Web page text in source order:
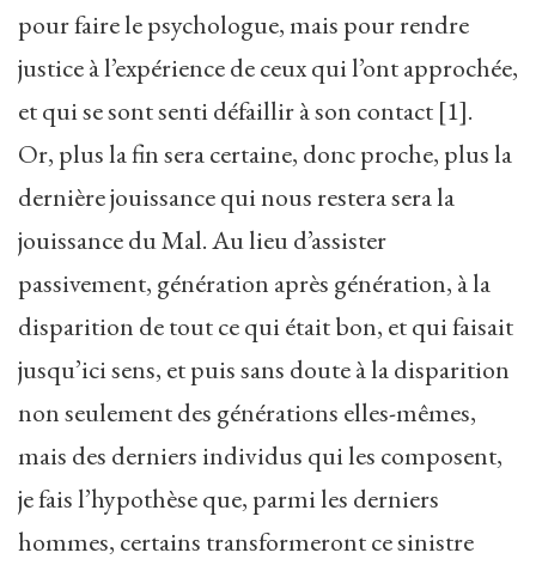
pour faire le psychologue, mais pour rendre
justice à l’expérience de ceux qui l’ont approchée,
et qui se sont senti défaillir à son contact [1].
Or, plus la fin sera certaine, donc proche, plus la
dernière jouissance qui nous restera sera la
jouissance du Mal. Au lieu d’assister
passivement, génération après génération, à la
disparition de tout ce qui était bon, et qui faisait
jusqu’ici sens, et puis sans doute à la disparition
non seulement des générations elles-mêmes,
mais des derniers individus qui les composent,
je fais l’hypothèse que, parmi les derniers
hommes, certains transformeront ce sinistre